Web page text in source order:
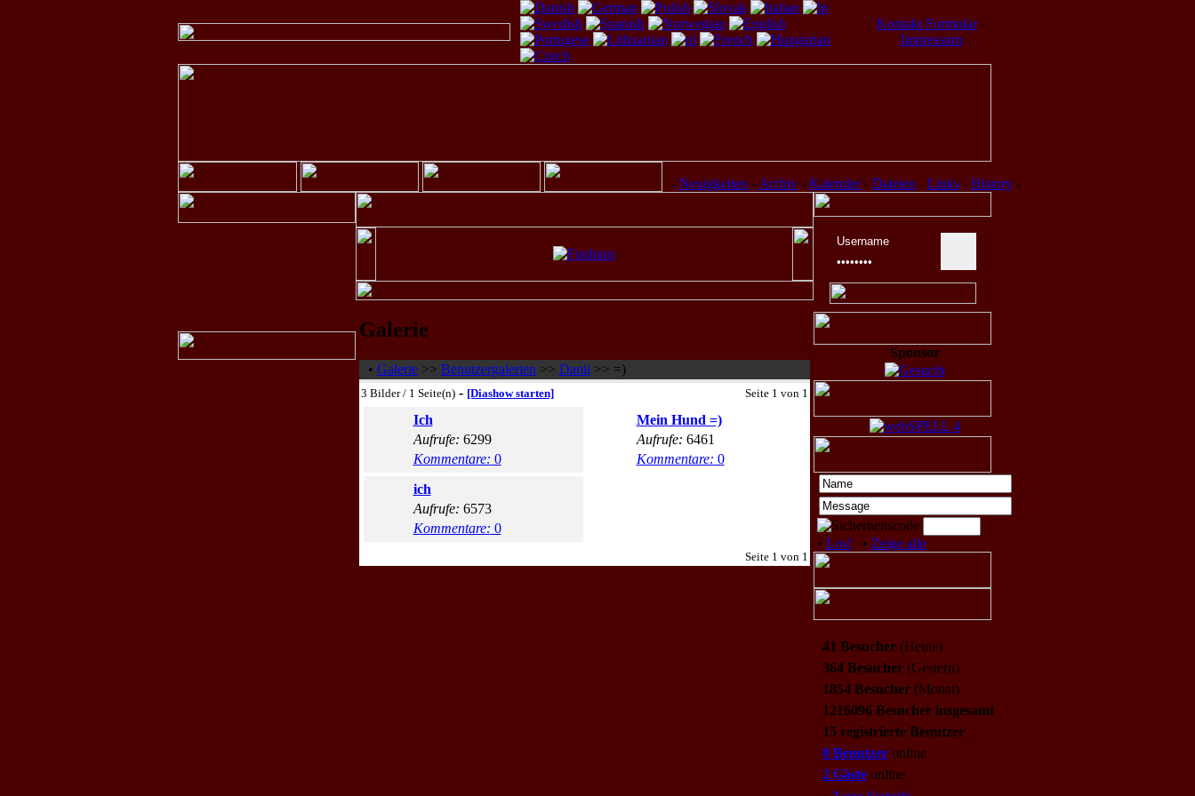
Kontakt Formular-
Impressum
- Neuigkeiten - Archiv- Kalender- Dateien - Links- History-
Galerie
• Galerie>> Benutzergalerien >> Danii >> =)
3 Bilder / 1 Seite(n) - [Diashow starten] Seite 1 von 1
Ich
Aufrufe: 6299
Kommentare: 0
Mein Hund =)
Aufrufe: 6461
Kommentare: 0
ich
Aufrufe: 6573
Kommentare: 0
Seite 1 von 1
Sponsor
• Los! • Zeige alle
41 Besucher(Heute)
364 Besucher(Gestern)
1854 Besucher(Monat)
1216096 Besucher insgesamt
15 registrierte Benutzer
0 Benutzeronline
2 Gästeonline